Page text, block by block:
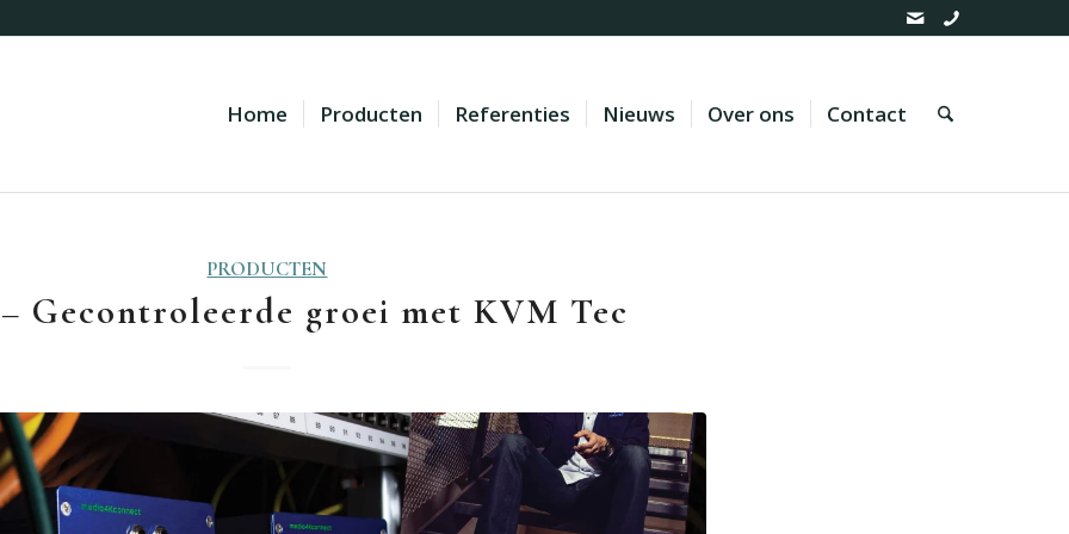
Home Producten Referenties Nieuws Over ons Contact
PRODUCTEN
Gecontroleerde groei met KVM Tec